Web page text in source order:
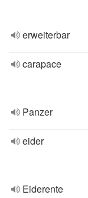
erweiterbar
carapace
Panzer
eider
Eiderente